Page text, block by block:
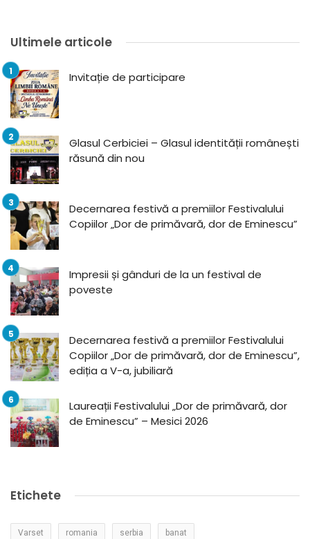
Ultimele articole
Invitație de participare
Glasul Cerbiciei – Glasul identității românești
răsună din nou
Decernarea festivă a premiilor Festivalului
Copiilor „Dor de primăvară, dor de Eminescu”
Impresii și gânduri de la un festival de
poveste
Decernarea festivă a premiilor Festivalului
Copiilor „Dor de primăvară, dor de Eminescu”,
ediția a V-a, jubiliară
Laureații Festivalului „Dor de primăvară, dor
de Eminescu” – Mesici 2026
Etichete
Varset romania serbia banat